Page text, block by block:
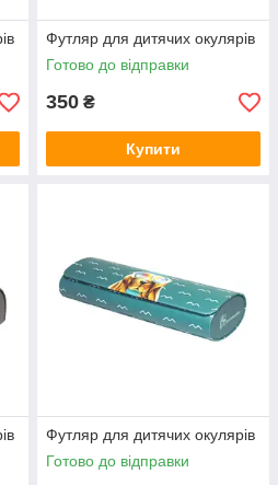
Футляр для дитячих окулярів
Готово до відправки
350 ₴
Купити
Футляр для дитячих окулярів
Готово до відправки